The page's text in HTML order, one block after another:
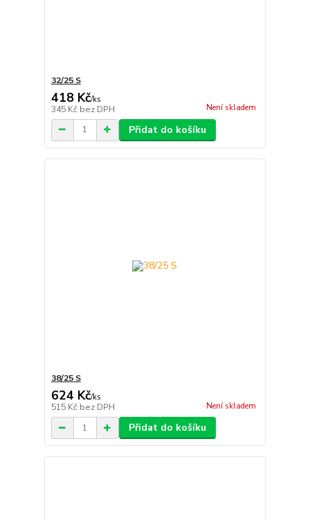
32/25 S
418 Kč/ks
345 Kč bez DPH Není skladem
Přidat do košíku
38/25 S
624 Kč/ks
515 Kč bez DPH Není skladem
Přidat do košíku